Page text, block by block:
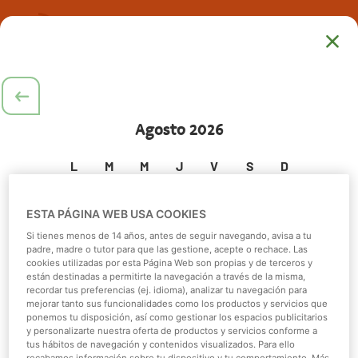
¿Quieres completar tu experiencia?
Laedad mínimapara realizar
años.
Consultacondicionesantes de realizar tu
compra.
Todos Interacciones Fotografía
Agosto2026
L M M J V S D
3 4 5 6 7 8 9
10 11 12 13 14 15 16
17 18 19 20 21 22 23
24 25 26 27 28 29 30
ESTA PÁGINA WEB USA COOKIES
Si tienes menos de 14 años, antes de seguir navegando, avisa a tu
padre, madre o tutor para que las gestione, acepte o rechace. Las
cookies utilizadas por esta Página Web son propias y de terceros y
están destinadas a permitirte la navegación a través de la misma,
recordar tus preferencias (ej. idioma), analizar tu navegación para
mejorar tanto sus funcionalidades como los productos y servicios que
ponemos tu disposición, así como gestionar los espacios publicitarios
y personalizarte nuestra oferta de productos y servicios conforme a
tus hábitos de navegación y contenidos visualizados. Para ello